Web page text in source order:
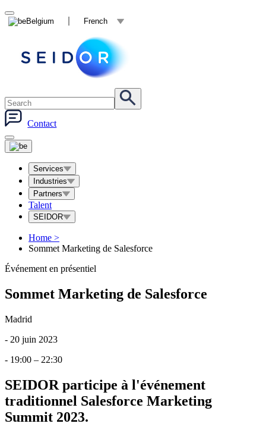
Belgium French
Contact
Services
Industries
Partners
Talent
SEIDOR
Home >
Sommet Marketing de Salesforce
Événement en présentiel
Sommet Marketing de Salesforce
Madrid
- 20 juin 2023
- 19:00 – 22:30
SEIDOR participe à l'événement
traditionnel Salesforce Marketing
Summit 2023.